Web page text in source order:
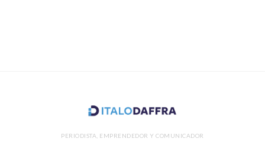
PERIODISTA, EMPRENDEDOR Y COMUNICADOR